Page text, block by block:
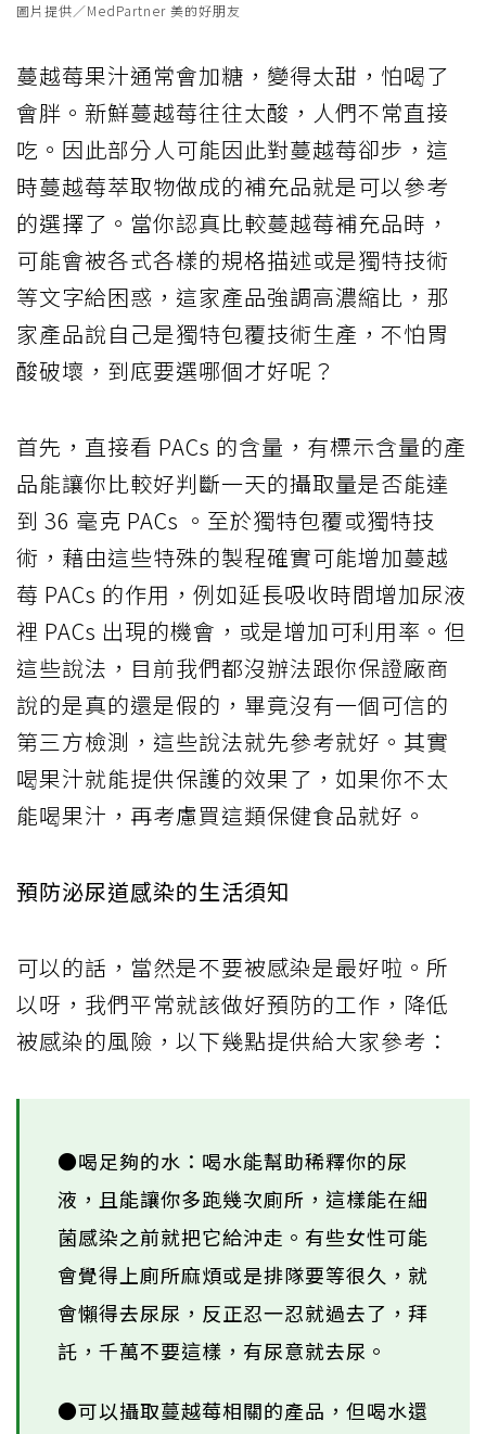
圖片提供／MedPartner 美的好朋友
蔓越莓果汁通常會加糖，變得太甜，怕喝了
會胖。新鮮蔓越莓往往太酸，人們不常直接
吃。因此部分人可能因此對蔓越莓卻步，這
時蔓越莓萃取物做成的補充品就是可以參考
的選擇了。當你認真比較蔓越莓補充品時，
可能會被各式各樣的規格描述或是獨特技術
等文字給困惑，這家產品強調高濃縮比，那
家產品說自己是獨特包覆技術生產，不怕胃
酸破壞，到底要選哪個才好呢？
首先，直接看 PACs 的含量，有標示含量的產
品能讓你比較好判斷一天的攝取量是否能達
到 36 毫克 PACs 。至於獨特包覆或獨特技
術，藉由這些特殊的製程確實可能增加蔓越
莓 PACs 的作用，例如延長吸收時間增加尿液
裡 PACs 出現的機會，或是增加可利用率。但
這些說法，目前我們都沒辦法跟你保證廠商
說的是真的還是假的，畢竟沒有一個可信的
第三方檢測，這些說法就先參考就好。其實
喝果汁就能提供保護的效果了，如果你不太
能喝果汁，再考慮買這類保健食品就好。
預防泌尿道感染的生活須知
可以的話，當然是不要被感染是最好啦。所
以呀，我們平常就該做好預防的工作，降低
被感染的風險，以下幾點提供給大家參考：
●喝足夠的水：喝水能幫助稀釋你的尿
液，且能讓你多跑幾次廁所，這樣能在細
菌感染之前就把它給沖走。有些女性可能
會覺得上廁所麻煩或是排隊要等很久，就
會懶得去尿尿，反正忍一忍就過去了，拜
託，千萬不要這樣，有尿意就去尿。
●可以攝取蔓越莓相關的產品，但喝水還